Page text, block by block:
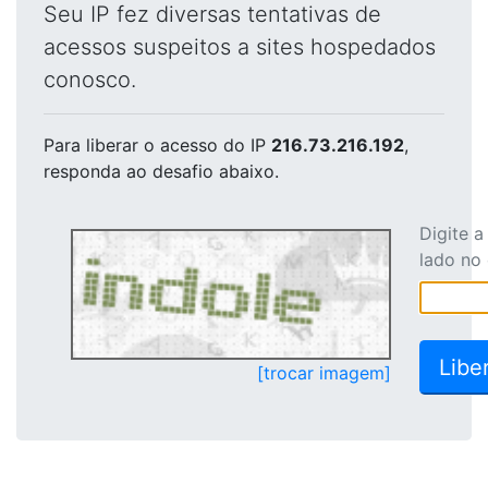
Seu IP fez diversas tentativas de
acessos suspeitos a sites hospedados
conosco.
Para liberar o acesso do IP 216.73.216.192,
responda ao desafio abaixo.
[trocar imagem]
Digite
lado no